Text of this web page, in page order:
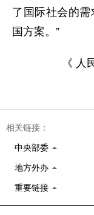
了国际社会的
国方案。”
《 人
相关链接：
中央部委
地方外办
重要链接